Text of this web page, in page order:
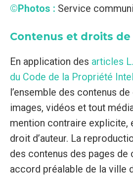
©Photos : Service
Contenus et droits
En application des articles
du Code de la Propriété
l’ensemble des contenus
images, vidéos et tout
mention contraire explicite,
droit d’auteur. La
des contenus des pages de
accord préalable de la ville